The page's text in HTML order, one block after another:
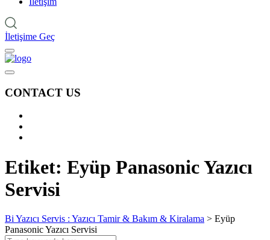
İletişime Geç
CONTACT US
Etiket: Eyüp Panasonic Yazıcı
Servisi
Bi Yazıcı Servis : Yazıcı Tamir & Bakım & Kiralama > Eyüp
Panasonic Yazıcı Servisi